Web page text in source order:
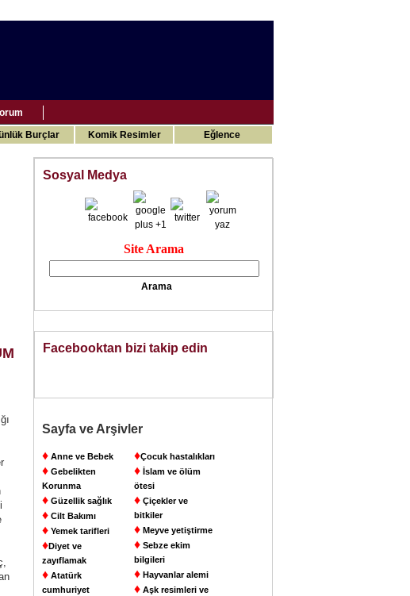
Burçlar Komik Resimler Eğlence
Sosyal Medya
Site Arama
Facebooktan bizi takip edin
Sayfa ve Arşivler
♦ Anne ve Bebek
♦ Gebelikten
Korunma
♦ Güzellik sağlık
♦ Cilt Bakımı
♦ Yemek tarifleri
♦Diyet ve
zayıflamak
♦ Atatürk
cumhuriyet
♦Çocuk hastalıkları
♦ İslam ve ölüm
ötesi
♦ Çiçekler ve
bitkiler
♦ Meyve yetiştirme
♦ Sebze ekim
bilgileri
♦ Hayvanlar alemi
♦ Aşk resimleri ve